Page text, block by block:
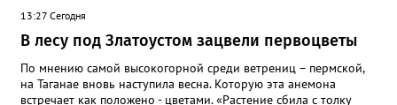
13:27 Сегодня
В лесу под Златоустом зацвели первоцветы
По мнению самой высокогорной среди ветрениц – пермской,
на Таганае вновь наступила весна. Которую эта анемона
встречает как положено - цветами. «Растение сбила с толку